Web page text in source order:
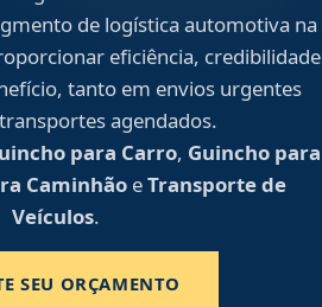
de logística automotiva na
eficiência, credibilidade
tanto em envios urgentes
agendados.
para Carro, Guincho para
CaminhãoeTransporte de
Veículos.
SEU ORÇAMENTO